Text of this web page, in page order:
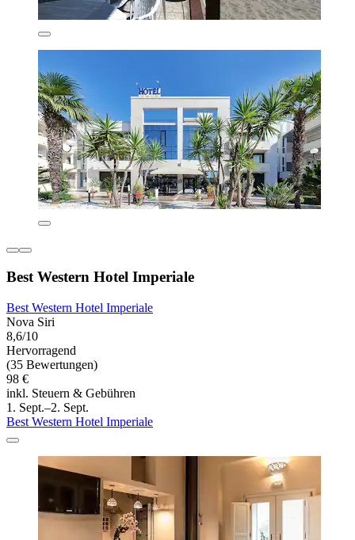
Best Western Hotel Imperiale
Best Western Hotel Imperiale
Nova Siri
8,6/10
Hervorragend
(35 Bewertungen)
98 €
inkl. Steuern & Gebühren
1. Sept.–2. Sept.
Best Western Hotel Imperiale